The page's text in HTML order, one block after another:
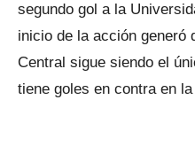
segundo gol a la
inicio de la acción generó
Central sigue siendo el
tiene goles en contra en